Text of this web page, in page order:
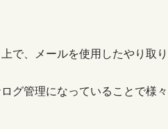
で、メールを使用したやり取
グ管理になっていることで様